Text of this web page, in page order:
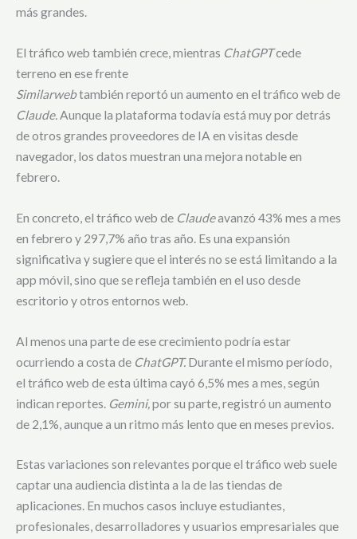
más grandes.
El tráfico web también crece, mientras ChatGPTcede
terreno en ese frente
Similarwebtambién reportó un aumento en el tráfico web de
Claude.Aunque la plataforma todavía está muy por detrás
de otros grandes proveedores de IA en visitas desde
navegador, los datos muestran una mejora notable en
febrero.
En concreto, el tráfico web de Claudeavanzó 43% mes a mes
en febrero y 297,7% año tras año. Es una expansión
significativa y sugiere que el interés no se está limitando a la
app móvil, sino que se refleja también en el uso desde
escritorio y otros entornos web.
Al menos una parte de ese crecimiento podría estar
ocurriendo a costa de ChatGPT.Durante el mismo período,
el tráfico web de esta última cayó 6,5% mes a mes, según
indican reportes. Gemini, por su parte, registró un aumento
de 2,1%, aunque a un ritmo más lento que en meses previos.
Estas variaciones son relevantes porque el tráfico web suele
captar una audiencia distinta a la de las tiendas de
aplicaciones. En muchos casos incluye estudiantes,
profesionales, desarrolladores y usuarios empresariales que